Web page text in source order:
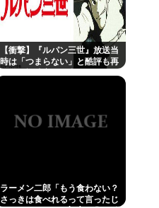
猫が満足げな返事して
気の毒w」と言われた
グ1位の記事がこれ。どう
ネーミングセンスしかな
【衝撃】『ルパン三世』放送当
時は「つまらない」と酷評も再
ラーメン二郎「もう食わない？
さっきは食べれるって言ったじ